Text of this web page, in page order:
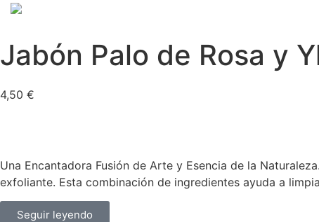
Jabón Palo de Rosa y
4,50 €
Una Encantadora Fusión de Arte y Esencia de la
exfoliante. Esta combinación de ingredientes ayuda a
Seguir leyendo